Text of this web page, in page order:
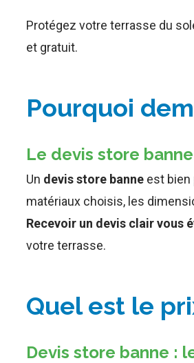
Protégez votre terrasse du
et gratuit.
Pourquoi
Le devis store
Un devis store banne est bien
matériaux choisis, les
Recevoir un devis clair vous
votre terrasse.
Quel est le
Devis store banne :